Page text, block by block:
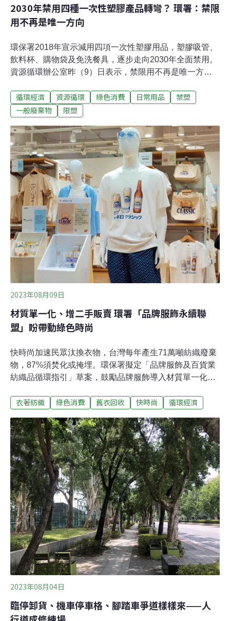
2030年禁用四種一次性塑膠產品轉彎？ 環署：禁限
用不再是唯一方向
環保署2018年宣示減用四項一次性塑膠用品，塑膠吸管、
飲料杯、購物袋及免洗餐具，逐步走向2030年全面禁用。
資源循環辦公室昨（9）日表示，禁限用不再是唯一方
向2030年減少13.8萬噸原生塑膠。當時與環保署共同提出
減塑時程表的環保團體除表示遺憾，也認為過去目標「超
來負面效果。環署曾與民間共推減塑政策 海廢平台憂造成
負面效果2030年全面禁用四種一次性塑膠，是環保署與民
間「海洋廢棄物治理平台」共同提出的政策目標。海洋廢
棄物治理平台由八個環保團體與環保署一同創立。時任署
長李應元認為，台灣可能是全球第一個以全國範圍對一次
性塑膠吸管展開管制的國家。
循環經濟 資源循環 綠色消費 日常用品
禁塑
一般廢棄物
限塑
2023年08月09日
材質單一化、增二手販賣 環署「品牌服飾永續聯
盟」盼帶動綠色時尚
快時尚加速民眾汰換衣物，台灣每年產生71萬噸紡織廢棄
物，87%須焚化或掩埋。環保署擬定「品牌服飾及百貨業
紡織品循環指引」草案，鼓勵品牌服飾導入材質單一化、
會執行秘書王嶽斌表示，指引雖是鼓勵性質，仍期盼品牌
盟」，帶動社會綠色時尚風氣。衣服用再生料成本反漲 學
者建議多加與社會溝通據環保署統計，台灣每年約產生71
萬噸紡織廢棄物，其中高達61.6萬噸遭掩埋及焚化
（87%），僅有9.1萬噸被再使用或再利用（13%）。為了
鼓勵業者負起減量責任，環保署草擬「品牌服飾業及百貨
業紡織品循環指引」，希望業者達成各項服飾循環目標，
包括材質單一化、使用再生料、提供修復、再製或共享服
務、禁止銷毀庫存，以及提供回收及二手販賣管道等。環
保署昨（8）日舉辦「品牌服飾業及百貨業紡織品循環指
引草案」座談會，德商搖籃到搖籃設計顧問
衣著紡織 綠色消費 舊衣回收 快時尚 循環經濟
2023年08月04日
臨停卸貨、機車停車格、腳踏車爭道樣樣來——人